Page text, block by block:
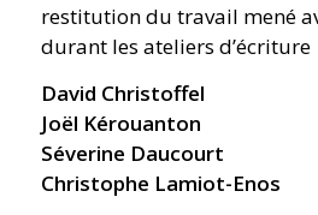
restitution du travail mené
durant les ateliers d’écriture
David Christoffel
Joël Kérouanton
Séverine Daucourt
Christophe Lamiot-Enos